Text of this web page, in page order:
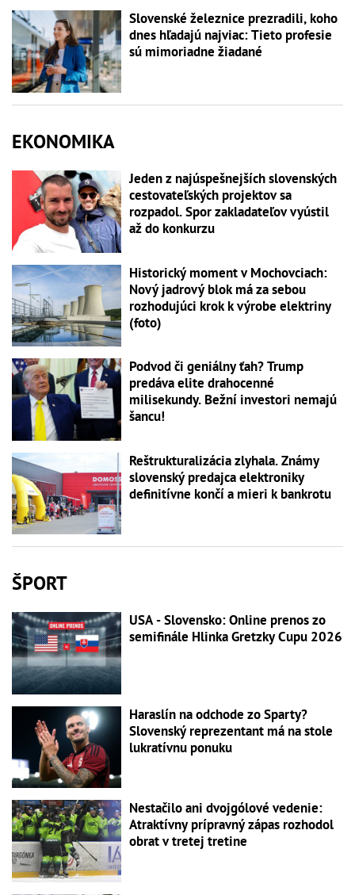
Slovenské železnice prezradili, koho
dnes hľadajú najviac: Tieto profesie
sú mimoriadne žiadané
EKONOMIKA
Jeden z najúspešnejších slovenských
cestovateľských projektov sa
rozpadol. Spor zakladateľov vyústil
až do konkurzu
Historický moment v Mochovciach:
Nový jadrový blok má za sebou
rozhodujúci krok k výrobe elektriny
(foto)
Podvod či geniálny ťah? Trump
predáva elite drahocenné
milisekundy. Bežní investori nemajú
šancu!
Reštrukturalizácia zlyhala. Známy
slovenský predajca elektroniky
definitívne končí a mieri k bankrotu
ŠPORT
USA - Slovensko: Online prenos zo
semifinále Hlinka Gretzky Cupu 2026
Haraslín na odchode zo Sparty?
Slovenský reprezentant má na stole
lukratívnu ponuku
Nestačilo ani dvojgólové vedenie:
Atraktívny prípravný zápas rozhodol
obrat v tretej tretine